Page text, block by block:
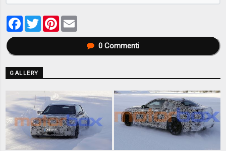
Facebook
TwitterPinterest
0Commenti
GALLERY